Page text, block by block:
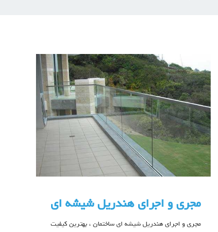
مجری و اجرای هندریل شیشه ای
مجری و اجرای هندریل شیشه ای ساختمان ، بهترین کیفیت